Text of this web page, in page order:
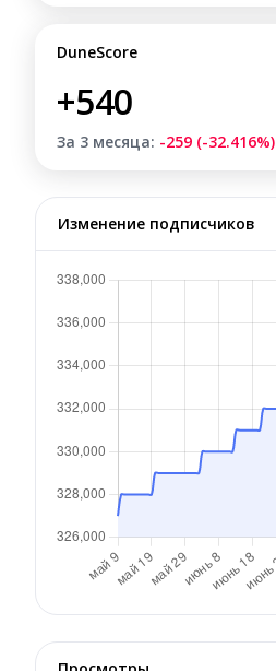
DuneScore
+540
За 3 месяца: -259 (-32.416%)
Изменение подписчиков